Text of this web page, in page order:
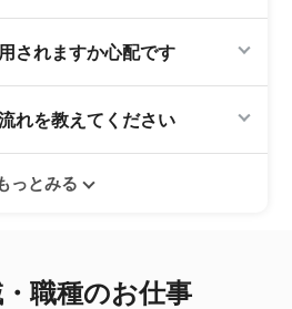
転職希望者の方からは費用は
ん。
されますか心配です
います。60代・70代以上の
りますので年齢に気負いせず
んでください。
れを教えてください
お時間を頂きます。その後希
っとみる
職種のお仕事